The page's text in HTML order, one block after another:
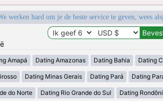
werken hard om je de beste service te geven, wees
Amapá Dating Amazonas Dating Bahia Dating
Dating Minas Gerais Dating Pará Dating
do Norte Dating Rio Grande do Sul Dating